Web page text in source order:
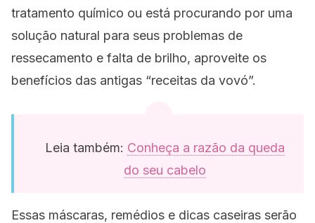
tratamento químico ou está procurando por uma
solução natural para seus problemas de
ressecamento e falta de brilho, aproveite os
benefícios das antigas “receitas da vovó”.
Leia também: Conheça a razão da queda
do seu cabelo
Essas máscaras, remédios e dicas caseiras serão